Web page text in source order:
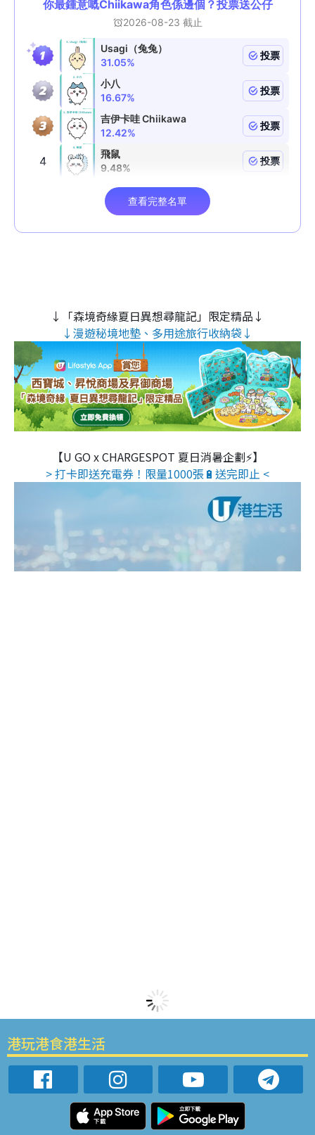
↓「森境奇緣夏日異想尋龍記」限定精品↓
↓漫遊秘境地墊、多用途旅行收納袋↓
【U GO x CHARGESPOT 夏日消暑企劃⚡】
> 打卡即送充電券！限量1000張🔋送完即止 <
港玩港食港生活